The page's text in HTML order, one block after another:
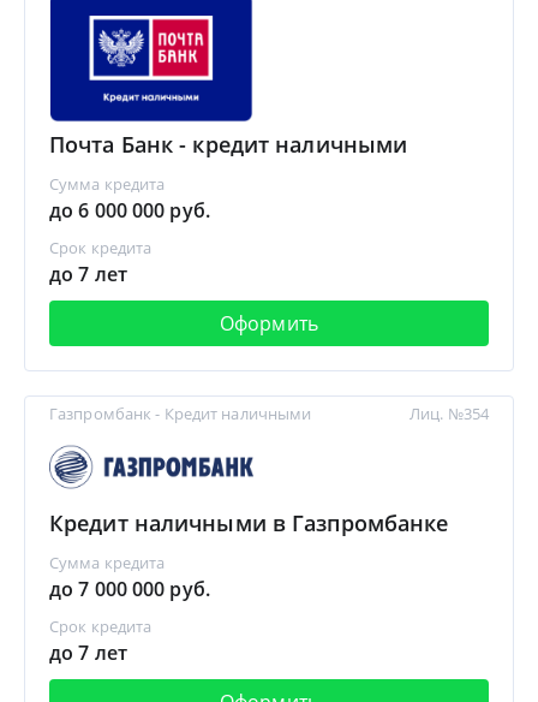
Почта Банк - кредит наличными
Сумма кредита
до 6 000 000 руб.
Срок кредита
до 7 лет
Оформить
Газпромбанк - Кредит наличными
Кредит наличными в Газпромбанке
Сумма кредита
до 7 000 000 руб.
Срок кредита
до 7 лет
Лиц. №354